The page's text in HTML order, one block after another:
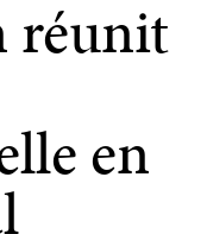
réunit
en